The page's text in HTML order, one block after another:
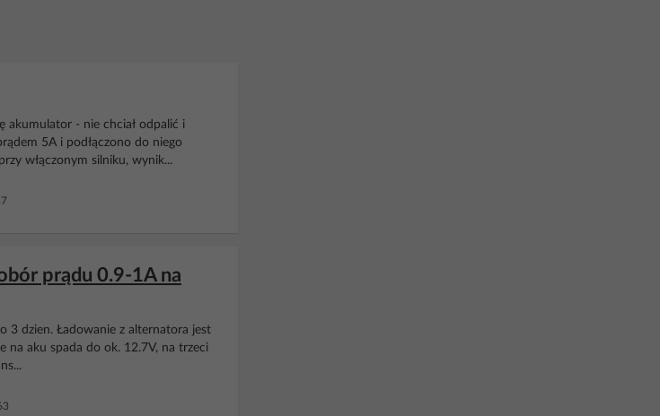
akumulator - nie chciał odpalić i
5A i podłączono do niego
włączonym silniku, wynik...
prądu 0.9-1A na
3 dzien. Ładowanie z alternatora jest
na aku spada do ok. 12.7V, na trzeci